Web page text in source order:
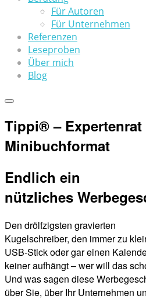
Für Autoren
Für Unternehmen
Referenzen
Leseproben
Über mich
Blog
Tippi® – Expertenrat
Minibuchformat
Endlich ein
nützliches
Den drölfzigsten gravierten
Kugelschreiber, den immer zu
USB-Stick oder gar einen
keiner aufhängt – wer will das
Und was sagen diese
über Sie, über Ihr Unternehmen